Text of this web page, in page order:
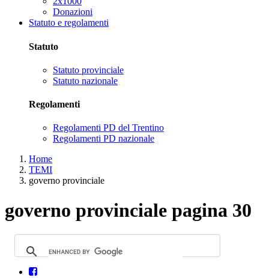
Donazioni
Statuto e regolamenti
Statuto
Statuto provinciale
Statuto nazionale
Regolamenti
Regolamenti PD del Trentino
Regolamenti PD nazionale
Home
TEMI
governo provinciale
governo provinciale pagina 30